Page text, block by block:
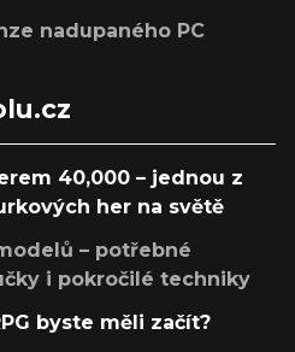
nadupaného PC
40,000 – jednou z
her na světě
– potřebné
i pokročilé techniky
byste měli začít?